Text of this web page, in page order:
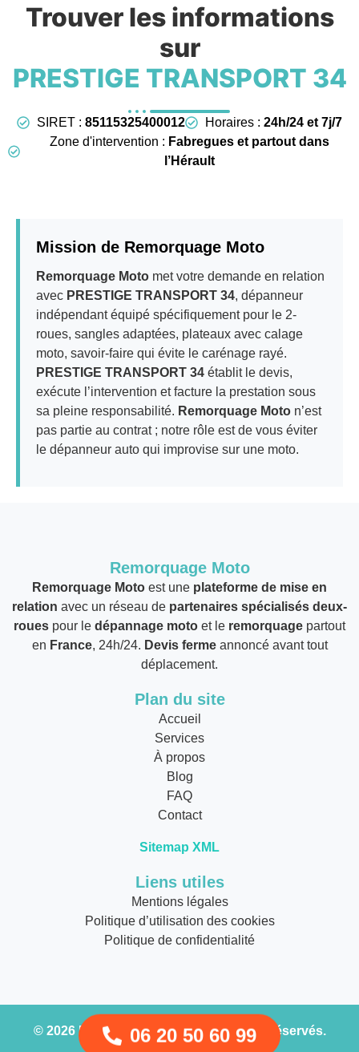
Trouver les informations
sur
PRESTIGE TRANSPORT 34
SIRET : 85115325400012 Horaires : 24h/24 et 7j/7
Zone d'intervention : Fabregues et partout dans
l’Hérault
Mission de Remorquage Moto
Remorquage Moto met votre demande en relation
avec PRESTIGE TRANSPORT 34, dépanneur
indépendant équipé spécifiquement pour le 2-
roues, sangles adaptées, plateaux avec calage
moto, savoir-faire qui évite le carénage rayé.
PRESTIGE TRANSPORT 34 établit le devis,
exécute l’intervention et facture la prestation sous
sa pleine responsabilité. Remorquage Moto n’est
pas partie au contrat ; notre rôle est de vous éviter
le dépanneur auto qui improvise sur une moto.
Remorquage Moto
Remorquage Moto est une plateforme de mise en
relation avec un réseau de partenaires spécialisés deux-
roues pour le dépannage moto et le remorquage partout
en France, 24h/24. Devis fermeannoncé avant tout
déplacement.
Plan du site
Accueil
Services
À propos
Blog
FAQ
Contact
Sitemap XML
Liens utiles
Mentions légales
Politique d’utilisation des cookies
Politique de confidentialité
© 2026 Remorquage Moto. Tous droits réservés.
06 20 50 60 99